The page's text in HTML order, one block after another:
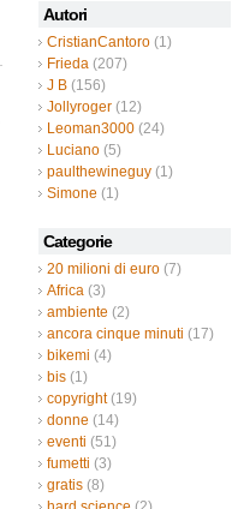
Autori
CristianCantoro (1)
Frieda (207)
J B (156)
Jollyroger (12)
Leoman3000 (24)
Luciano (5)
paulthewineguy (1)
Simone (1)
Categorie
20 milioni di euro (7)
Africa (3)
ambiente (2)
ancora cinque minuti (17)
bikemi (4)
bis (1)
copyright(19)
donne (14)
eventi (51)
fumetti (3)
gratis (8)